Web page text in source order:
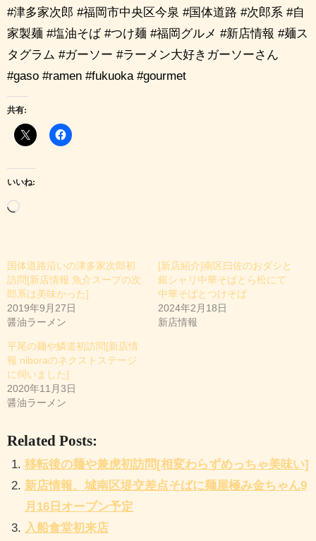
#津多家次郎 #福岡市中央区今泉 #国体道路 #次郎系 #自
家製麺 #塩油そば #つけ麺 #福岡グルメ #新店情報 #麺ス
タグラム #ガーソー #ラーメン大好きガーソーさん
#gaso #ramen #fukuoka #gourmet
共有:
いいね:
読
み
中
…
国体道路沿いの津多家次郎初
訪問[新店情報 魚介スープの次
郎系は美味かった]
2019年9月27日
醤油ラーメン
[新店紹介]南区曰佐のおダシと
銀シャリ中華そばとら松にて
中華そばとつけそば
2024年2月18日
新店情報
平尾の麺や鱗道初訪問[新店情
報 niboraのネクストステージ
に伺いました]
2020年11月3日
醤油ラーメン
Related Posts:
移転後の麺や兼虎初訪問[相変わらずめっちゃ美味い]
新店情報、城南区堤交差点そばに麺屋極み金ちゃん9
月16日オープン予定
入船食堂初来店